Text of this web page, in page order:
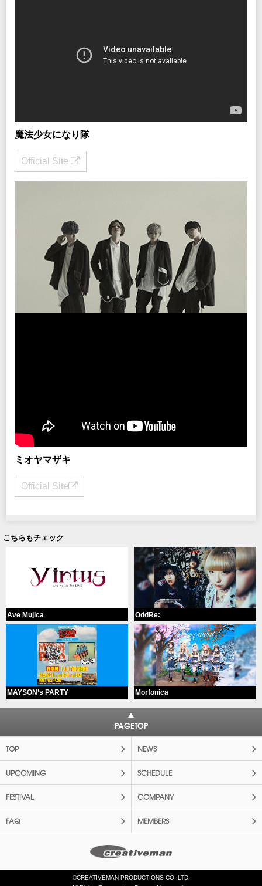
魔法少女になり隊
Official Site
ミオヤマザキ
Official Site
こちらもチェック
Ave Mujica OddRe:
MAYSON’s PARTY Morfonica
PAGETOP
TOP NEWS
UPCOMING SCHEDULE
FESTIVAL COMPANY
FAQ MEMBERS
©CREATIVEMAN PRODUCTIONS CO.,LTD.